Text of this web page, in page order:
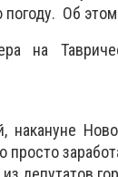
Об
на
накануне
просто